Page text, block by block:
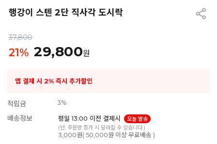
행강이 스텐 2단 직사각 도시락
37,800
21% 29,800원
앱 결제 시 2% 즉시 추가할인
적립금 3%
배송정보 평일 13:00 이전 결제시
오늘 발송
(단, 주문량 증가 시 달라질 수 있습니다.)
3,000원( 50,000원 이상 무료배송 )